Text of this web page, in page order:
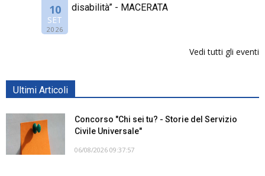
10
SET
2026
disabilità” - MACERATA
Vedi tutti gli eventi
Ultimi Articoli
Concorso "Chi sei tu? - Storie del Servizio
Civile Universale"
06/08/2026 09:37:57